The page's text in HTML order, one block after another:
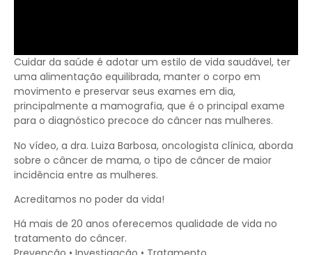
Cuidar da saúde é adotar um estilo de vida saudável, ter
uma alimentação equilibrada, manter o corpo em
movimento e preservar seus exames em dia,
principalmente a mamografia, que é o principal exame
para o diagnóstico precoce do câncer nas mulheres.
No vídeo, a dra. Luiza Barbosa, oncologista clínica, aborda
sobre o câncer de mama, o tipo de câncer de maior
incidência entre as mulheres.
Acreditamos no poder da vida!
Há mais de 20 anos oferecemos qualidade de vida no
tratamento do câncer.